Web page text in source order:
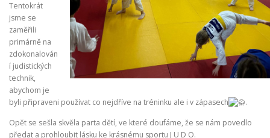
Tentokrát
jsme se
zaměřili
primárně na
zdokonalován
í judistických
technik,
abychom je
byli připraveni používat co nejdříve na tréninku ale i v zápasech
.
Opět se sešla skvěla parta dětí, ve které doufáme, že se nám povedlo
předat a prohloubit lásku ke krásnému sportu J U D O.